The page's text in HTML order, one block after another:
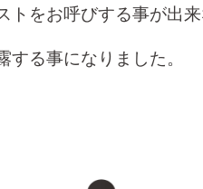
トをお呼びする事が出来
する事になりました。